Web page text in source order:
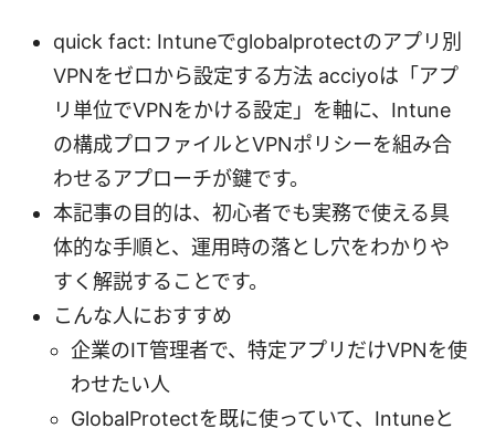
quick fact: Intuneでglobalprotectのアプリ別
VPNをゼロから設定する方法 acciyoは「アプ
リ単位でVPNをかける設定」を軸に、Intune
の構成プロファイルとVPNポリシーを組み合
わせるアプローチが鍵です。
本記事の目的は、初心者でも実務で使える具
体的な手順と、運用時の落とし穴をわかりや
すく解説することです。
こんな人におすすめ
企業のIT管理者で、特定アプリだけVPNを使
わせたい人
GlobalProtectを既に使っていて、Intuneと